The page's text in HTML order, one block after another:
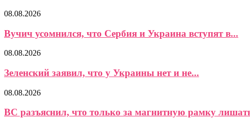
08.08.2026
Вучич усомнился, что Сербия и Украина вступят в...
08.08.2026
Зеленский заявил, что у Украины нет и не...
08.08.2026
ВС разъяснил, что только за магнитную рамку